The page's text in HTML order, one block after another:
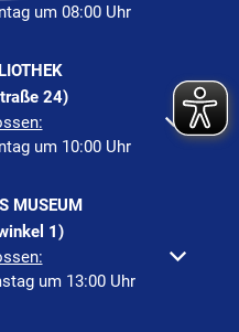
um 08:00 Uhr
24)
oder Schließzeiten
um 10:00 Uhr
MUSEUM
1)
oder Schließzeiten
um 13:00 Uhr